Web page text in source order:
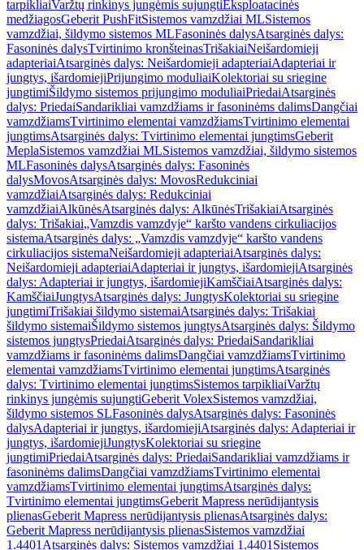
tarpikliaiVaržtų rinkinys jungėmis sujungtiEksploatacinės
medžiagosGeberit PushFitSistemos vamzdžiai MLSistemos
vamzdžiai, šildymo sistemos MLFasoninės dalysAtsarginės dalys:
Fasoninės dalysTvirtinimo kronšteinasTrišakiaiNeišardomieji
adapteriaiAtsarginės dalys: Neišardomieji adapteriaiAdapteriai ir
jungtys, išardomiejiPrijungimo moduliaiKolektoriai su sriegine
jungtimiŠildymo sistemos prijungimo moduliaiPriedaiAtsarginės
dalys: PriedaiSandarikliai vamzdžiams ir fasoninėms dalimsDangčiai
vamzdžiamsTvirtinimo elementai vamzdžiamsTvirtinimo elementai
jungtimsAtsarginės dalys: Tvirtinimo elementai jungtimsGeberit
MeplaSistemos vamzdžiai MLSistemos vamzdžiai, šildymo sistemos
MLFasoninės dalysAtsarginės dalys: Fasoninės
dalysMovosAtsarginės dalys: MovosRedukciniai
vamzdžiaiAtsarginės dalys: Redukciniai
vamzdžiaiAlkūnėsAtsarginės dalys: AlkūnėsTrišakiaiAtsarginės
dalys: Trišakiai„Vamzdis vamzdyje“ karšto vandens cirkuliacijos
sistemaAtsarginės dalys: „Vamzdis vamzdyje“ karšto vandens
cirkuliacijos sistemaNeišardomieji adapteriaiAtsarginės dalys:
Neišardomieji adapteriaiAdapteriai ir jungtys, išardomiejiAtsarginės
dalys: Adapteriai ir jungtys, išardomiejiKamščiaiAtsarginės dalys:
KamščiaiJungtysAtsarginės dalys: JungtysKolektoriai su sriegine
jungtimiTrišakiai šildymo sistemaiAtsarginės dalys: Trišakiai
šildymo sistemaiŠildymo sistemos jungtysAtsarginės dalys: Šildymo
sistemos jungtysPriedaiAtsarginės dalys: PriedaiSandarikliai
vamzdžiams ir fasoninėms dalimsDangčiai vamzdžiamsTvirtinimo
elementai vamzdžiamsTvirtinimo elementai jungtimsAtsarginės
dalys: Tvirtinimo elementai jungtimsSistemos tarpikliaiVaržtų
rinkinys jungėmis sujungtiGeberit VolexSistemos vamzdžiai,
šildymo sistemos SLFasoninės dalysAtsarginės dalys: Fasoninės
dalysAdapteriai ir jungtys, išardomiejiAtsarginės dalys: Adapteriai ir
jungtys, išardomiejiJungtysKolektoriai su sriegine
jungtimiPriedaiAtsarginės dalys: PriedaiSandarikliai vamzdžiams ir
fasoninėms dalimsDangčiai vamzdžiamsTvirtinimo elementai
vamzdžiamsTvirtinimo elementai jungtimsAtsarginės dalys:
Tvirtinimo elementai jungtimsGeberit Mapress nerūdijantysis
plienasGeberit Mapress nerūdijantysis plienasAtsarginės dalys:
Geberit Mapress nerūdijantysis plienasSistemos vamzdžiai
1.4401 Atsarginės dalys: Sistemos vamzdžiai 1.4401 Sistemos